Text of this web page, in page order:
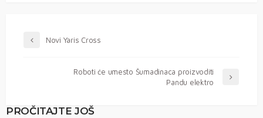
Novi Yaris Cross
Roboti će umesto Šumadinaca proizvoditi
Pandu elektro
PROČITAJTE JOŠ